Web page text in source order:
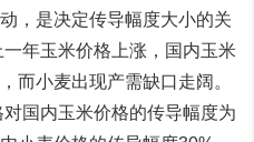
是决定传导幅度大小的关
年玉米价格上涨，国内玉米
而小麦出现产需缺口走阔。
国内玉米价格的传导幅度为